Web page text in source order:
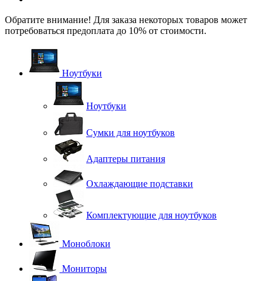
Обратите внимание! Для заказа некоторых товаров может
потребоваться предоплата до 10% от стоимости.
Ноутбуки
Ноутбуки
Сумки для ноутбуков
Адаптеры питания
Охлаждающие подставки
Комплектующие для ноутбуков
Моноблоки
Мониторы